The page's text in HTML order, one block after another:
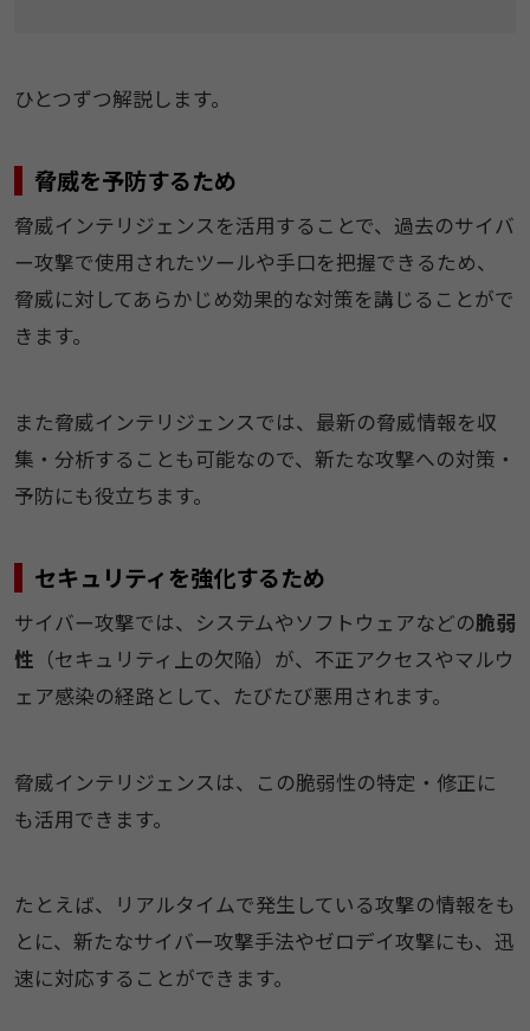
ひとつずつ解説します。
脅威を予防するため
脅威インテリジェンスを活用することで、過去のサイバ
ー攻撃で使用されたツールや手口を把握できるため、
脅威に対してあらかじめ効果的な対策を講じることがで
きます。
また脅威インテリジェンスでは、最新の脅威情報を収
集・分析することも可能なので、新たな攻撃への対策・
予防にも役立ちます。
セキュリティを強化するため
サイバー攻撃では、システムやソフトウェアなどの脆弱
性 （セキュリティ上の欠陥）が、不正アクセスやマルウ
ェア感染の経路として、たびたび悪用されます。
脅威インテリジェンスは、この脆弱性の特定・修正に
も活用できます。
たとえば、リアルタイムで発生している攻撃の情報をも
とに、新たなサイバー攻撃手法やゼロデイ攻撃にも、迅
速に対応することができます。